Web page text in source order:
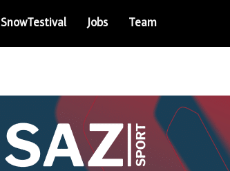
SnowTestival Jobs Team